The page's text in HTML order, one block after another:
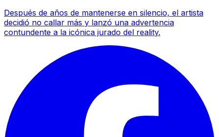
Después de años de mantenerse en silencio, el artista
decidió no callar más y lanzó una advertencia
contundente a la icónica jurado del reality.